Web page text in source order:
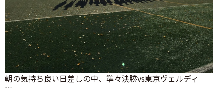
朝の気持ち良い日差しの中、準々決勝vs東京ヴェルディ